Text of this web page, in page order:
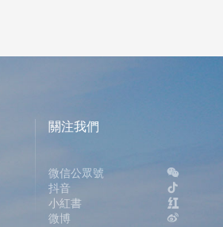
關注我們
微信公眾號
抖音
小紅書
微博